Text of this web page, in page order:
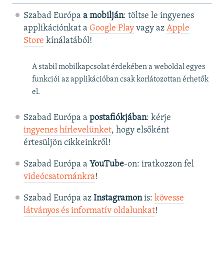
Szabad Európa a mobilján: töltse le ingyenes
applikációnkat a Google Playvagy az Apple
Store kínálatából!
A stabil mobilkapcsolat érdekében a weboldal egyes
funkciói az applikációban csak korlátozottan érhetők
el.
Szabad Európa a postafiókjában: kérje
ingyenes hírlevelünket, hogy elsőként
értesüljön cikkeinkről!
Szabad Európa a YouTube-on: iratkozzon fel
videócsatornánkra!
Szabad Európa az Instagramonis: kövesse
látványos és informatív oldalunkat! ​